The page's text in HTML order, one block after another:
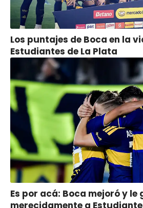
Los puntajes de Boca en la
Estudiantes de La Plata
Es por acá: Boca mejoró y le